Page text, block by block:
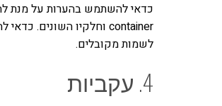
לשמות מקובלים.
4. עקביות